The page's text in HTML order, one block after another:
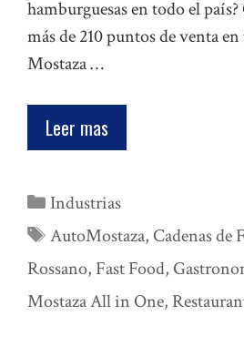
hamburguesas en todo el
más de 210 puntos de venta
Mostaza …
Leer mas
Categorías
Industrias
Etiquetas
AutoMostaza, Cadenas de
Rossano, Fast Food,
Mostaza All in One,